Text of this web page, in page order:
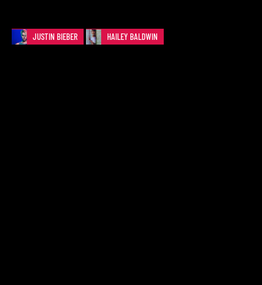
JUSTIN BIEBER HAILEY BALDWIN